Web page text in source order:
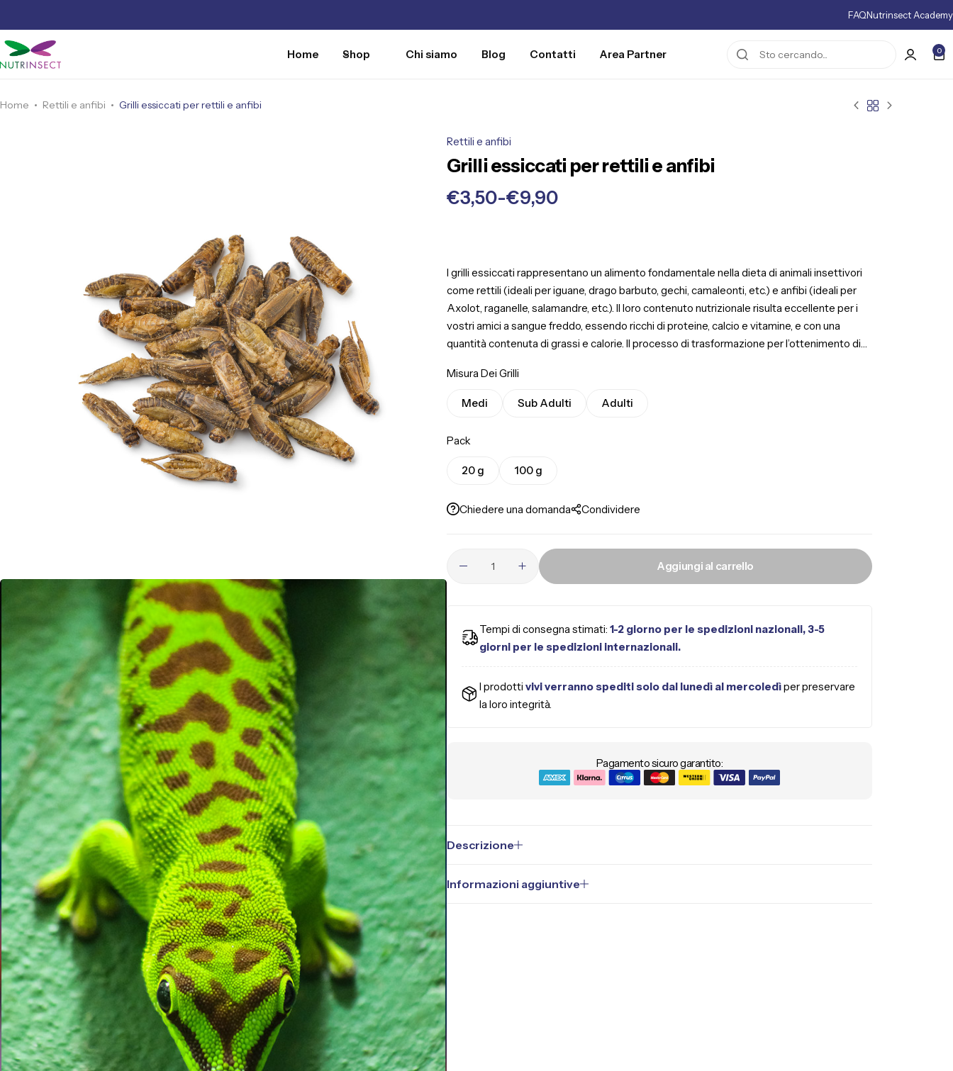
FAQNutrinsect Academy
Home Shop Chi siamo Blog Contatti Area Partner 0
Home Rettili e anfibi Grilli essiccati per rettili e anfibi
Rettili e anfibi
Grilli essiccati per rettili e anfibi
€3,50-€9,90
I grilli essiccati rappresentano un alimento fondamentale nella dieta di animali insettivori
come rettili (ideali per iguane, drago barbuto, gechi, camaleonti, etc.) e anfibi (ideali per
Axolot, raganelle, salamandre, etc.). Il loro contenuto nutrizionale risulta eccellente per i
vostri amici a sangue freddo, essendo ricchi di proteine, calcio e vitamine, e con una
quantità contenuta di grassi e calorie. Il processo di trasformazione per l’ottenimento di
carica microbica dei grilli, pur mantenendo un’elevata qualità di proteine e grassi. La
qualità dei nostri grilli è garantita perché nati e cresciuti in filiera controllata, nutriti con
Misura Dei Grilli
Medi Sub Adulti Adulti
Pack
20 g 100 g
Chiedere una domanda Condividere
Aggiungi al carrello
Tempi di consegna stimati: 1-2 giorno per le spedizioni nazionali, 3-5
giorni per le spedizioni internazionali.
I prodotti vivi verranno spediti solo dal lunedì al mercoledìper preservare
la loro integrità.
Pagamento sicuro garantito:
Descrizione
Informazioni aggiuntive